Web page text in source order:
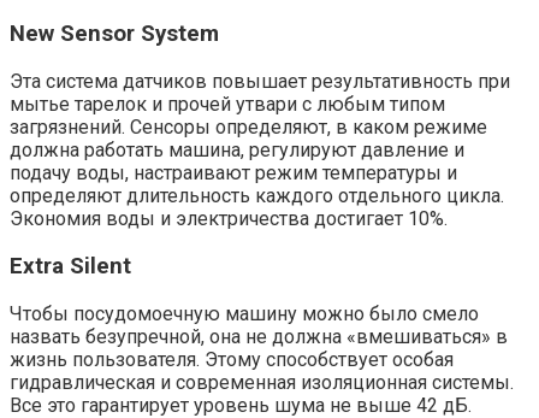
New Sensor System
Эта система датчиков повышает результативность при
мытье тарелок и прочей утвари с любым типом
загрязнений. Сенсоры определяют, в каком режиме
должна работать машина, регулируют давление и
подачу воды, настраивают режим температуры и
определяют длительность каждого отдельного цикла.
Экономия воды и электричества достигает 10%.
Extra Silent
Чтобы посудомоечную машину можно было смело
назвать безупречной, она не должна «вмешиваться» в
жизнь пользователя. Этому способствует особая
гидравлическая и современная изоляционная системы.
Все это гарантирует уровень шума не выше 42 дБ.